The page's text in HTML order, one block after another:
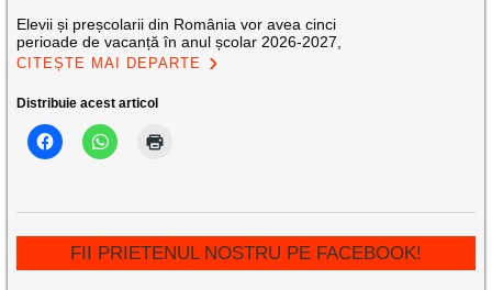
Elevii și preșcolarii din România vor avea cinci
perioade de vacanță în anul școlar 2026-2027,
CITEȘTE MAI DEPARTE
Distribuie acest articol
FII PRIETENUL NOSTRU PE FACEBOOK!